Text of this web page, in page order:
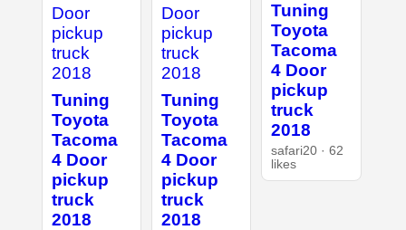
Tuning
Toyota
Tacoma
4 Door
pickup
truck
2018
Tuning
Toyota
Tacoma
4 Door
pickup
truck
2018
Tuning
Toyota
Tacoma
4 Door
pickup
truck
2018
safari20 · 62
likes